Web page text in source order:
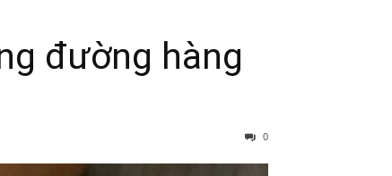
đường hàng
0